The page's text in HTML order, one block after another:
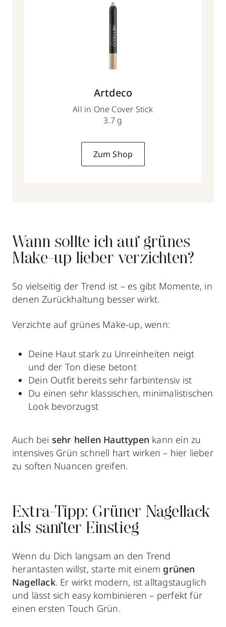
Artdeco
All in One Cover Stick
3.7 g
Zum Shop
Wann sollte ich auf grünes
Make-up lieber verzichten?
So vielseitig der Trend ist – es gibt Momente, in
denen Zurückhaltung besser wirkt.
Verzichte auf grünes Make-up, wenn:
Deine Haut stark zu Unreinheiten neigt
und der Ton diese betont
Dein Outfit bereits sehr farbintensiv ist
Du einen sehr klassischen, minimalistischen
Look bevorzugst
Auch bei sehr hellen Hauttypen kann ein zu
intensives Grün schnell hart wirken – hier lieber
zu soften Nuancen greifen.
Extra-Tipp: Grüner Nagellack
als sanfter Einstieg
Wenn du Dich langsam an den Trend
herantasten willst, starte mit einem grünen
Nagellack. Er wirkt modern, ist alltagstauglich
und lässt sich easy kombinieren – perfekt für
einen ersten Touch Grün.